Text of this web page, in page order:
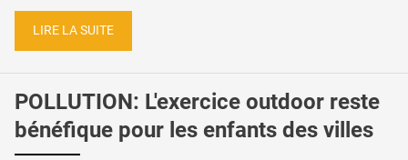
LIRE LA SUITE
POLLUTION: L'exercice outdoor reste
bénéfique pour les enfants des villes